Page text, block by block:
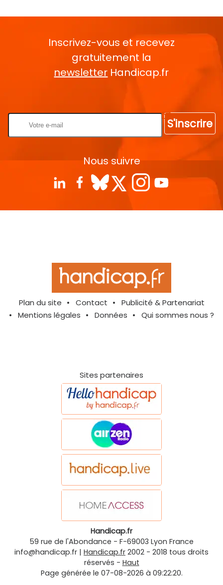
Inscrivez-vous et recevez
gratuitement la
newsletter Handicap.fr
S'inscrire
Nous suivre
Plan du site Contact
Publicité & Partenariat
Mentions légales
Données Qui sommes nous ?
Sites partenaires
Handicap.fr
59 rue de l'Abondance - F-69003 Lyon France
info@handicap.fr | Handicap.fr 2002 - 2018 tous droits
réservés - Haut
Page générée le 07-08-2026 à 09:22:20.